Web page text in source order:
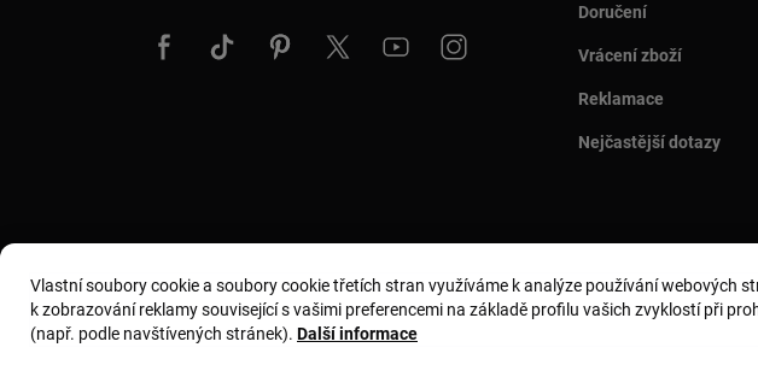
Doručení
Vrácení zboží
Reklamace
Nejčastější dotazy
Země a
Vlastní soubory cookie a soubory cookie třetích stran využíváme k analýze používání webových
k zobrazování reklamy související s vašimi preferencemi na základě profilu vašich zvyklostí při
(např. podle navštívených stránek). Další informace